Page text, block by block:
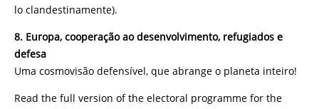
lo clandestinamente).
8. Europa, cooperação ao desenvolvimento, refugiados e
defesa
Uma cosmovisão defensível, que abrange o planeta inteiro!
Read the full version of the electoral programme for the